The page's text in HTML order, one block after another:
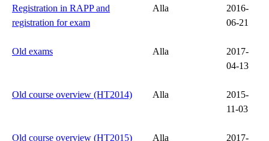
Registration in RAPP and
registration for exam
Alla
2016-
06-21
Old exams Alla
2017-
04-13
Old course overview (HT2014) Alla
2015-
11-03
Old course overview (HT2015) Alla
2017-